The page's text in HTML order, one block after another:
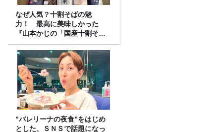
なぜ人気？十割そばの魅
力！ 最高に美味しかった
『山本かじの「国産十割そ
ば」』とは？【十割そば10種
食べ比べ】
”バレリーナの夜食”をはじめ
とした、ＳＮＳで話題になっ